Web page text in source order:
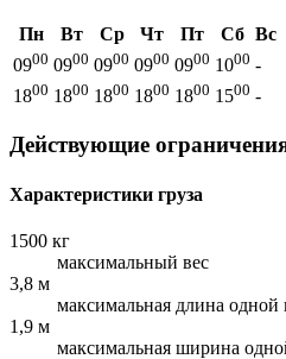
Пн Вт Ср Чт Пт Сб Вс
0900 0900 0900 0900 0900 1000 -
1800 1800 1800 1800 1800 1500 -
Действующие
Характеристики груза
1500 кг
максимальный вес
3,8 м
максимальная длина одной
1,9 м
максимальная ширина